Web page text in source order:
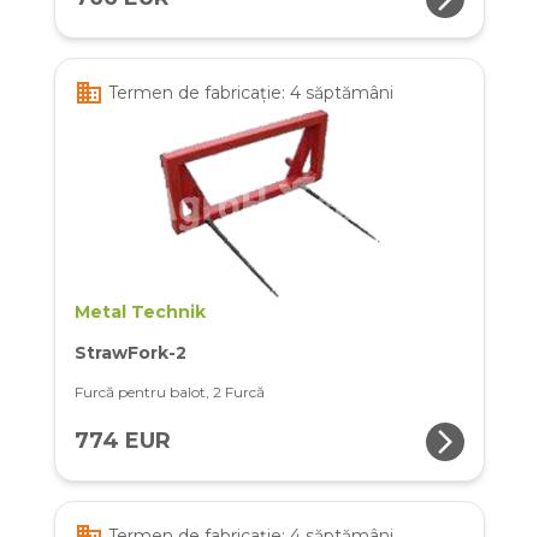
business Termen de fabricație: 4 săptămâni
Metal Technik
StrawFork-2
Furcă pentru balot, 2 Furcă
774 EUR arrow_forward_ios